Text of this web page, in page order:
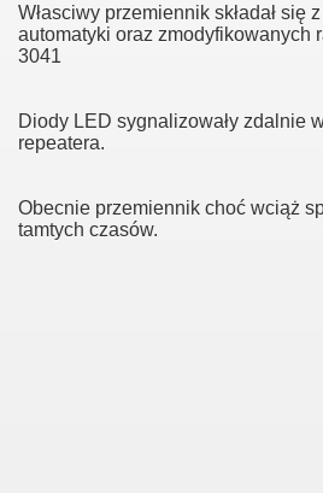
Własciwy przemiennik składał się
automatyki oraz zmodyfikowanych
3041
Diody LED sygnalizowały zdalnie
repeatera.
Obecnie przemiennik choć wciąż
tamtych czasów.